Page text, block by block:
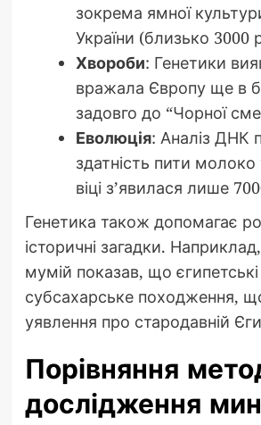
зокрема ямної
України (близько 3000
Хвороби: Генетики
вражала Європу ще в
задовго до “Чорної
Еволюція: Аналіз ДНК
здатність пити
віці з’явилася лише
Генетика також допомагає
історичні загадки.
мумій показав, що
субсахарське походження,
уявлення про стародавній
Порівняння
дослідження